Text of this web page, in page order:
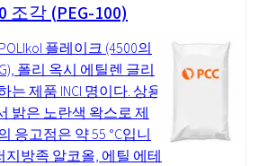
조각 (PEG-100)
플레이크 (4500의
폴리 옥시 에틸렌 글리
는 제품 INCI 명이다. 상용
밝은 노란색 왁스로 제
응고점은 약 55 °C입니
지방족 알코올, 에틸 에테